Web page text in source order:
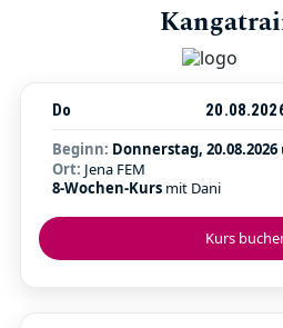
Kurs
Do
Beginn: Donnerstag, 20.08.2026
Ort: Jena FEM
8-Wochen-Kurs mit Dani